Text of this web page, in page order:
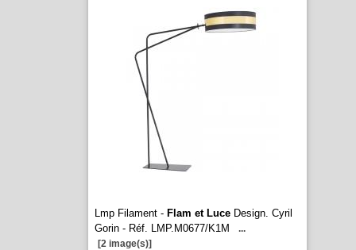
Lmp Filament - Flam et LuceDesign. Cyril
Gorin - Réf. LMP.M0677/K1M
...
[2 image(s)]